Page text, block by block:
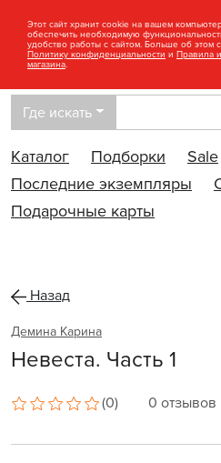
Где искать
Каталог
Подборки Sale
Последние экземпляры
Подарочные карты
Назад
Демина Карина
Невеста. Часть 1
(0) 0 отзывов
Этот сайт хранит cookie на вашем
обеспечить необходимую
удобство работы с сайтом. Больше об этом
Политику конфиденциальности и Правила
магазина.